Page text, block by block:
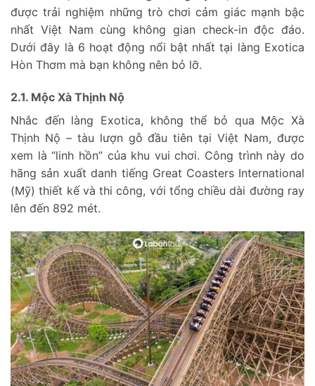
được trải nghiệm những trò chơi cảm giác mạnh bậc
nhất Việt Nam cùng không gian check-in độc đáo.
Dưới đây là 6 hoạt động nổi bật nhất tại làng Exotica
Hòn Thơm mà bạn không nên bỏ lỡ.
2.1. Mộc Xà Thịnh Nộ
Nhắc đến làng Exotica, không thể bỏ qua Mộc Xà
Thịnh Nộ – tàu lượn gỗ đầu tiên tại Việt Nam, được
xem là “linh hồn” của khu vui chơi. Công trình này do
hãng sản xuất danh tiếng Great Coasters International
(Mỹ) thiết kế và thi công, với tổng chiều dài đường ray
lên đến 892 mét.